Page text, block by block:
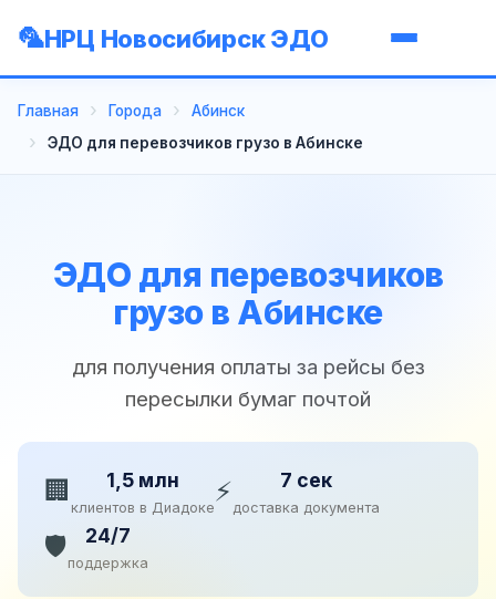
НРЦ Новосибирск ЭДО
Главная Города
Абинск
ЭДО для перевозчиков грузо в Абинске
ЭДО для перевозчиков
грузо в Абинске
для получения оплаты за рейсы без
пересылки бумаг почтой
🏢 1,5 млн
клиентов в Диадоке⚡ 7 сек
доставка документа
🛡️ 24/7
поддержка